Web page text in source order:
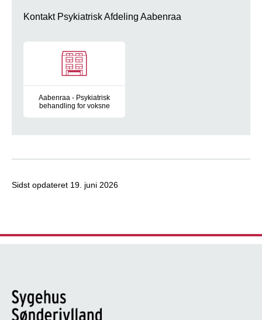
Kontakt Psykiatrisk Afdeling Aabenraa
Aabenraa - Psykiatrisk
behandling for voksne
Sidst opdateret 19. juni 2026